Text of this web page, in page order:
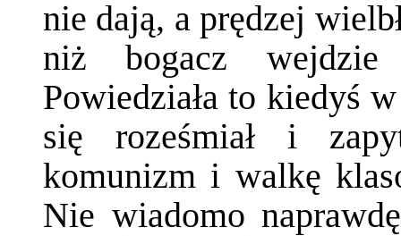
nie dają, a prędzej
niż bogacz wejdzie
Powiedziała to kiedyś
się roześmiał i
komunizm i walkę
Nie wiadomo